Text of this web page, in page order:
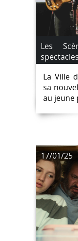
Les
Roche-
La Ville
sa
au jeune
17/01/25